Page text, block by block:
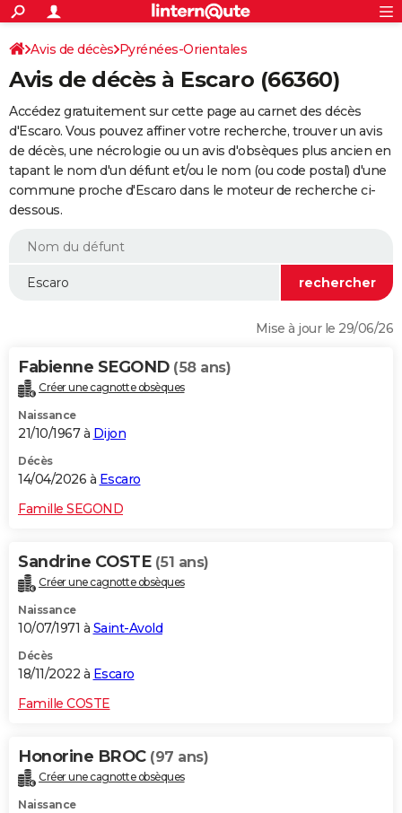
ACTUALITÉS
Politique
Société
Faits Divers
Education
Monde
Villes
+
SPORT
Coupe du monde 2026
Football
Tennis
Cyclisme
Rugby
Forum
Programme TV
TNT
Streaming
Cinéma
Sorties cinéma
Musique
+
FINANCE
Retraite
Epargne
Immobilier
Risques naturels par ville
Assurance
AUTO
Essais
Réserver un essai
Citadines
Berlines
SUV
Forum auto
+
HIGH-TECH
BRICOLAGE
WEEK-END
Alimentation
Guide de la santé
Maladies
Médicaments
Sommeil
VOYAGE
Destinations
City break
Voyage nature
Voyage de noces
Forum
Climat
+PHOTO
GUIDES D'ACHAT
Carte de Noël
Carte Bonne année
Carte Saint-Valentin
Carte Pâques
Carte d'anniversaire
DICTIONNAIRE
Dictionnaire
Biographies
Citations
Expressions
Proverbes
PROGRAMME TV
S'inscrire
Se connecter
Lycées
Collèges
Primaires
Universités
Entreprises
Service militaire
Avis de recherche
AVIS DE DÉCÈS
FORUM
S'inscrire
Connexion
Avis de décès Pyrénées-Orientales
Avis de décès à Escaro (66360)
Accédez gratuitement sur cette page au carnet des décès
d'Escaro. Vous pouvez affiner votre recherche, trouver un avis
de décès, une nécrologie ou un avis d'obsèques plus ancien en
tapant le nom d'un défunt et/ou le nom (ou code postal) d'une
commune proche d'Escaro dans le moteur de recherche ci-
dessous.
Mise à jour le 29/06/26
Fabienne SEGOND (58 ans)
Créer une cagnotte obsèques
Naissance
21/10/1967 à Dijon
Décès
14/04/2026 à Escaro
Famille SEGOND
Sandrine COSTE (51 ans)
Créer une cagnotte obsèques
Naissance
10/07/1971 à Saint-Avold
Décès
18/11/2022 à Escaro
Famille COSTE
Honorine BROC (97 ans)
Créer une cagnotte obsèques
Naissance